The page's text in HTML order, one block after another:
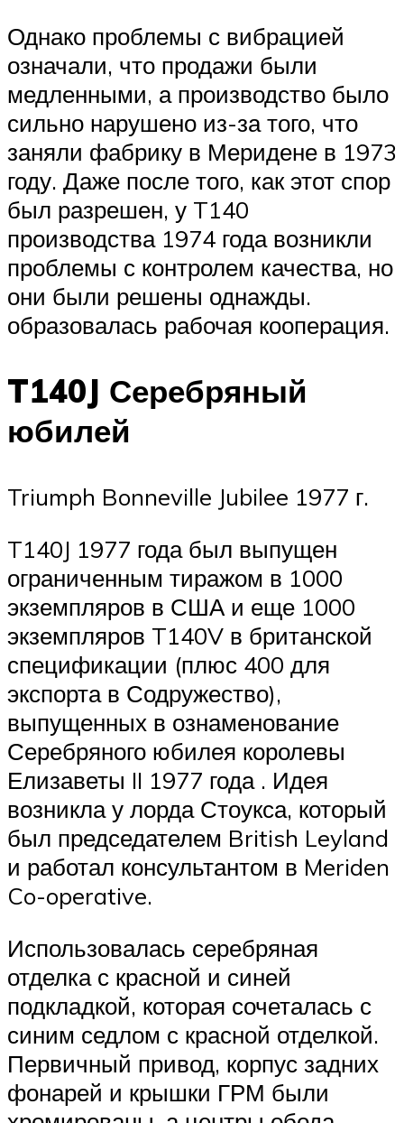
Однако проблемы с вибрацией
означали, что продажи были
медленными, а производство было
сильно нарушено из-за того, что
заняли фабрику в Меридене в 1973
году. Даже после того, как этот спор
был разрешен, у T140
производства 1974 года возникли
проблемы с контролем качества, но
они были решены однажды.
образовалась рабочая кооперация.
T140J Серебряный
юбилей
Triumph Bonneville Jubilee 1977 г.
T140J 1977 года был выпущен
ограниченным тиражом в 1000
экземпляров в США и еще 1000
экземпляров T140V в британской
спецификации (плюс 400 для
экспорта в Содружество),
выпущенных в ознаменование
Серебряного юбилея королевы
Елизаветы II 1977 года . Идея
возникла у лорда Стоукса, который
был председателем British Leyland
и работал консультантом в Meriden
Co-operative.
Использовалась серебряная
отделка с красной и синей
подкладкой, которая сочеталась с
синим седлом с красной отделкой.
Первичный привод, корпус задних
фонарей и крышки ГРМ были